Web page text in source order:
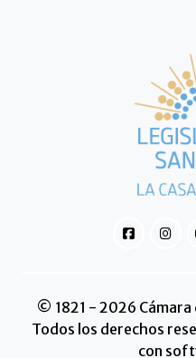
© 1821 - 2026 Cámara
Todos los derechos
con